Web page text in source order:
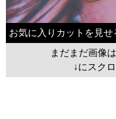
お気に入りカットを見せ
まだまだ画像
↓にスク